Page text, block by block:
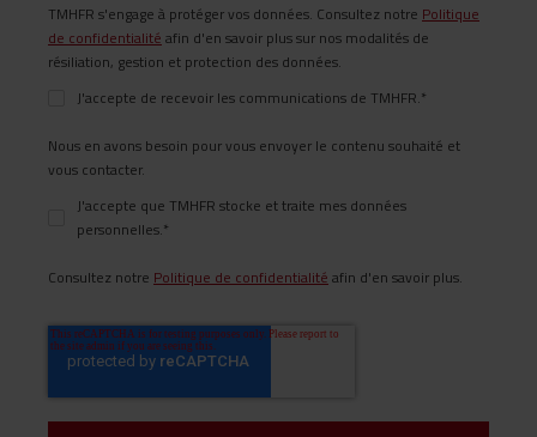
TMHFR s'engage à protéger vos données. Consultez notre Politique
de confidentialité afin d'en savoir plus sur nos modalités de
résiliation, gestion et protection des données.
J'accepte de recevoir les communications de TMHFR.*
Nous en avons besoin pour vous envoyer le contenu souhaité et
vous contacter.
J'accepte que TMHFR stocke et traite mes données
personnelles.*
Consultez notre Politique de confidentialité afin d'en savoir plus.